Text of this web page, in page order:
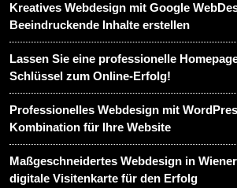
Kreatives Webdesign mit Google
Beeindruckende Inhalte erstellen
Lassen Sie eine professionelle
Schlüssel zum Online-Erfolg!
Professionelles Webdesign mit
Kombination für Ihre Website
Maßgeschneidertes Webdesign in
digitale Visitenkarte für den Erfolg